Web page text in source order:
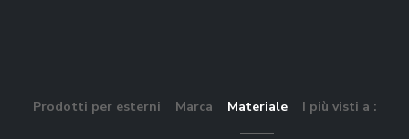
Prodotti per esterni Marca Materiale I più visti a :